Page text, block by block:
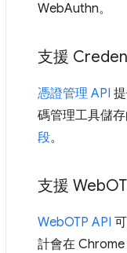
WebAuthn。
支援
憑證管理 API
碼管理工具儲
段。
支援 Web
WebOTP API
計會在